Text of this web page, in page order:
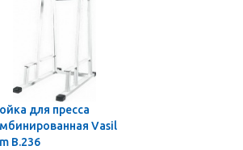
для пресса
Vasil
В.236